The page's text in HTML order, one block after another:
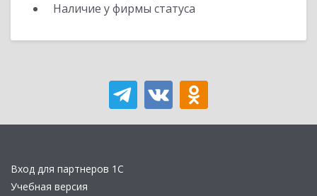
Наличие у фирмы статуса
Вход для партнеров 1С
Учебная версия